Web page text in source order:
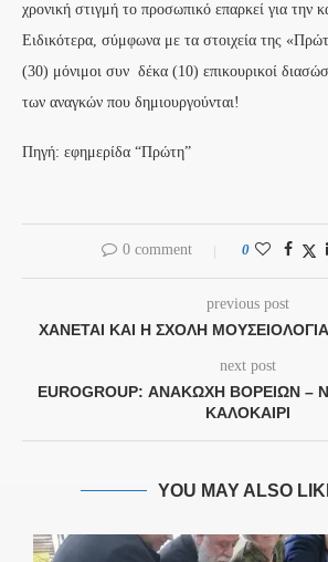
χρονική στιγμή το προσωπικό επαρκεί για την
Ειδικότερα, σύμφωνα με τα στοιχεία της
(30) μόνιμοι συν δέκα (10) επικουρικοί
των αναγκών που δημιουργούνται!
Πηγή: εφημερίδα “Πρώτη”
0 comment 0
previous post
ΧΆΝΕΤΑΙ ΚΑΙ Η ΣΧΟΛΉ
next post
EUROGROUP: ΑΝΑΚΩΧΉ ΒΟΡΕΊΩΝ –
ΚΑΛΟΚΑΊΡΙ
YOU MAY ALSO